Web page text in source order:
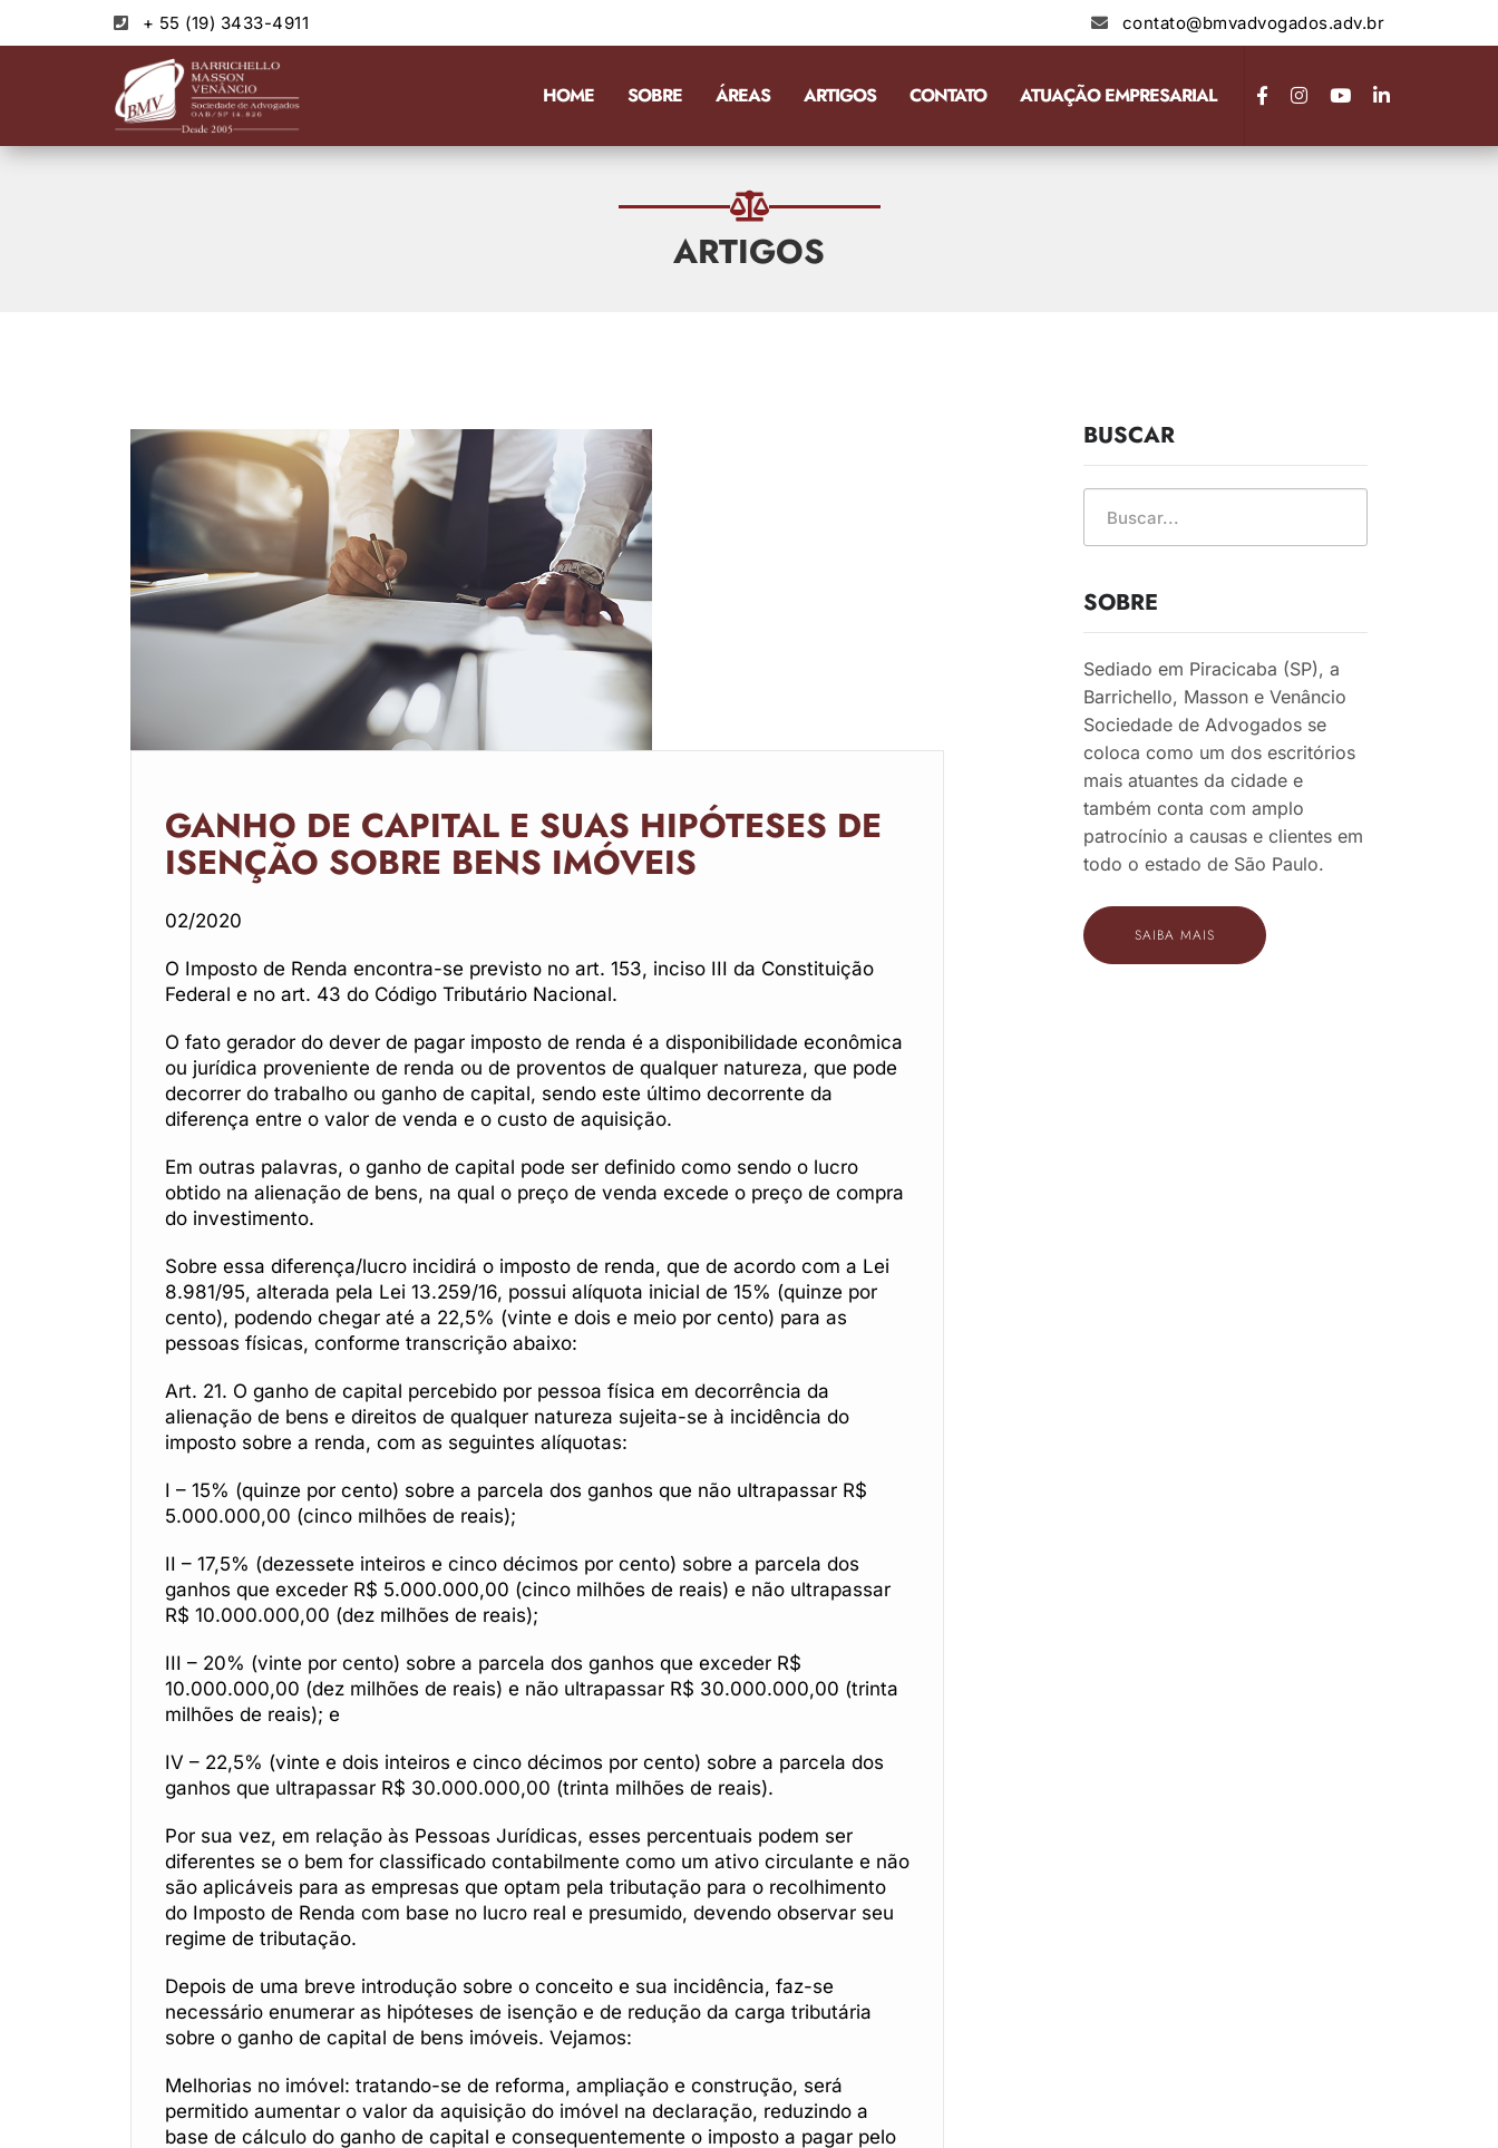
+ 55 (19) 3433-4911 contato@bmvadvogados.adv.br
HOME SOBRE ÁREAS ARTIGOS CONTATO ATUAÇÃO EMPRESARIAL
ARTIGOS
GANHO DE CAPITAL E SUAS HIPÓTESES DE
ISENÇÃO SOBRE BENS IMÓVEIS
02/2020
O Imposto de Renda encontra-se previsto no art. 153, inciso III da Constituição
Federal e no art. 43 do Código Tributário Nacional.
O fato gerador do dever de pagar imposto de renda é a disponibilidade econômica
ou jurídica proveniente de renda ou de proventos de qualquer natureza, que pode
decorrer do trabalho ou ganho de capital, sendo este último decorrente da
diferença entre o valor de venda e o custo de aquisição.
Em outras palavras, o ganho de capital pode ser definido como sendo o lucro
obtido na alienação de bens, na qual o preço de venda excede o preço de compra
do investimento.
Sobre essa diferença/lucro incidirá o imposto de renda, que de acordo com a Lei
8.981/95, alterada pela Lei 13.259/16, possui alíquota inicial de 15% (quinze por
cento), podendo chegar até a 22,5% (vinte e dois e meio por cento) para as
pessoas físicas, conforme transcrição abaixo:
Art. 21. O ganho de capital percebido por pessoa física em decorrência da
alienação de bens e direitos de qualquer natureza sujeita-se à incidência do
imposto sobre a renda, com as seguintes alíquotas:
I – 15% (quinze por cento) sobre a parcela dos ganhos que não ultrapassar R$
5.000.000,00 (cinco milhões de reais);
II – 17,5% (dezessete inteiros e cinco décimos por cento) sobre a parcela dos
ganhos que exceder R$ 5.000.000,00 (cinco milhões de reais) e não ultrapassar
R$ 10.000.000,00 (dez milhões de reais);
III – 20% (vinte por cento) sobre a parcela dos ganhos que exceder R$
10.000.000,00 (dez milhões de reais) e não ultrapassar R$ 30.000.000,00 (trinta
milhões de reais); e
IV – 22,5% (vinte e dois inteiros e cinco décimos por cento) sobre a parcela dos
ganhos que ultrapassar R$ 30.000.000,00 (trinta milhões de reais).
Por sua vez, em relação às Pessoas Jurídicas, esses percentuais podem ser
diferentes se o bem for classificado contabilmente como um ativo circulante e não
são aplicáveis para as empresas que optam pela tributação para o recolhimento
do Imposto de Renda com base no lucro real e presumido, devendo observar seu
regime de tributação.
Depois de uma breve introdução sobre o conceito e sua incidência, faz-se
necessário enumerar as hipóteses de isenção e de redução da carga tributária
sobre o ganho de capital de bens imóveis. Vejamos:
Melhorias no imóvel: tratando-se de reforma, ampliação e construção, será
permitido aumentar o valor da aquisição do imóvel na declaração, reduzindo a
base de cálculo do ganho de capital e consequentemente o imposto a pagar pelo
BUSCAR
SOBRE
Sediado em Piracicaba (SP), a
Barrichello, Masson e Venâncio
Sociedade de Advogados se
coloca como um dos escritórios
mais atuantes da cidade e
também conta com amplo
patrocínio a causas e clientes em
todo o estado de São Paulo.
SAIBA MAIS